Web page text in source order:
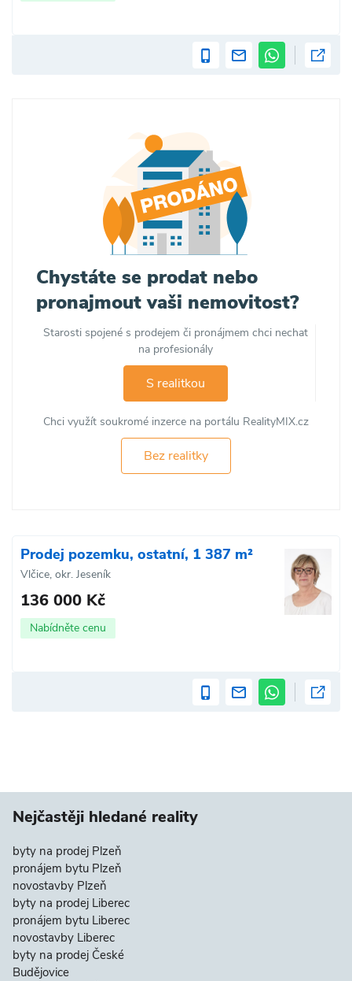
Chystáte se prodat nebo
pronajmout vaši nemovitost?
Starosti spojené s prodejem či pronájmem chci nechat
na profesionály
S realitkou
Chci využít soukromé inzerce na portálu RealityMIX.cz
Bez realitky
Prodej pozemku, ostatní, 1 387 m²
Vlčice, okr. Jeseník
136 000 Kč
Nabídněte cenu
Nejčastěji hledané reality
byty na prodej Plzeň
pronájem bytu Plzeň
novostavby Plzeň
byty na prodej Liberec
pronájem bytu Liberec
novostavby Liberec
byty na prodej České
Budějovice